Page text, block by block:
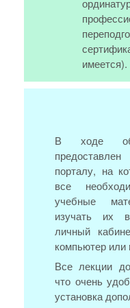
имеется).
В ходе
порталу, на
все
учебные
изучать их
личный
компьютер
Все лекции
что очень
установка